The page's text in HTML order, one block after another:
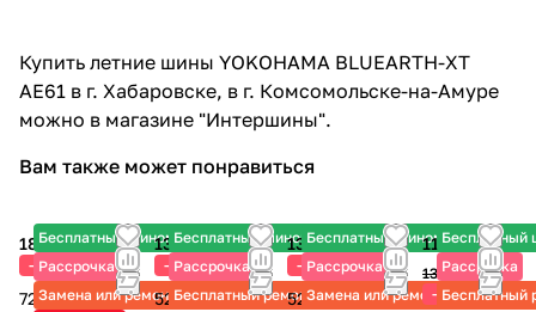
Купить летние шины YOKOHAMA BLUEARTH-XT
AE61 в г. Хабаровске, в г. Комсомольске-на-Амуре
можно в магазине "Интершины".
Вам также может понравиться
Бесплатный шиномонтаж
Рассрочка
Замена или ремонт
18 240 ₽ 18 805 ₽
-3%
72 960 ₽ за 4 шт.
Бесплатный шиномонтаж
Рассрочка
Бесплатный ремонт
13 180 ₽18 830 ₽
-30%
52 720 ₽ за 4
Бесплатный шиномонтаж
Рассрочка
Замена или ремонт
13 035 ₽18 620 ₽
-30%
52 140 ₽ за 4
Бесплатный
Рассрочка
Бесплатный
11 890 ₽
13 990 ₽
-15%